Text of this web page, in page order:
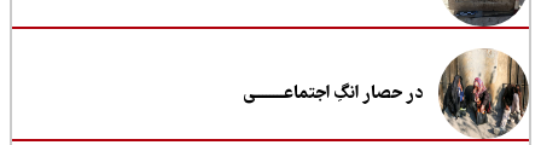
در حصار انگِ اجتماعــــــــی